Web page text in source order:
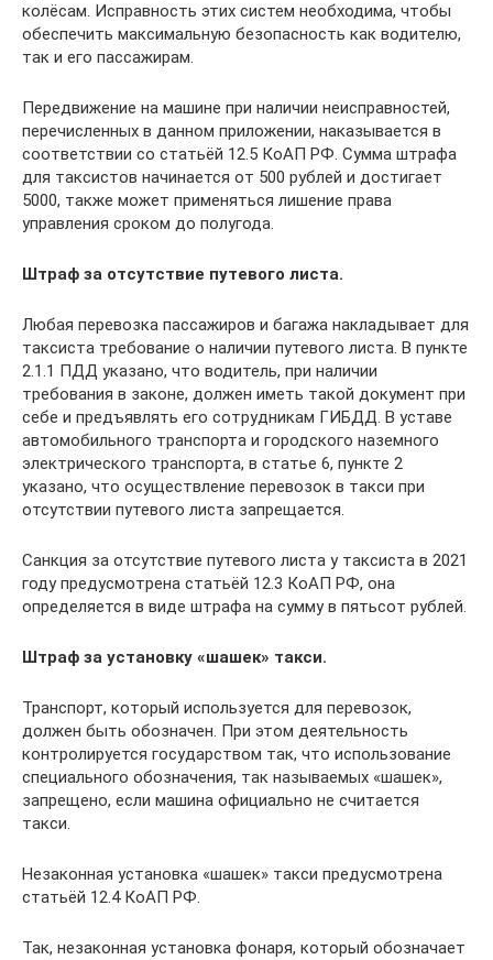
колёсам. Исправность этих систем необходима, чтобы
обеспечить максимальную безопасность как водителю,
так и его пассажирам.
Передвижение на машине при наличии неисправностей,
перечисленных в данном приложении, наказывается в
соответствии со статьёй 12.5 КоАП РФ. Сумма штрафа
для таксистов начинается от 500 рублей и достигает
5000, также может применяться лишение права
управления сроком до полугода.
Штраф за отсутствие путевого листа.
Любая перевозка пассажиров и багажа накладывает для
таксиста требование о наличии путевого листа. В пункте
2.1.1 ПДД указано, что водитель, при наличии
требования в законе, должен иметь такой документ при
себе и предъявлять его сотрудникам ГИБДД. В уставе
автомобильного транспорта и городского наземного
электрического транспорта, в статье 6, пункте 2
указано, что осуществление перевозок в такси при
отсутствии путевого листа запрещается.
Санкция за отсутствие путевого листа у таксиста в 2021
году предусмотрена статьёй 12.3 КоАП РФ, она
определяется в виде штрафа на сумму в пятьсот рублей.
Штраф за установку «шашек» такси.
Транспорт, который используется для перевозок,
должен быть обозначен. При этом деятельность
контролируется государством так, что использование
специального обозначения, так называемых «шашек»,
запрещено, если машина официально не считается
такси.
Незаконная установка «шашек» такси предусмотрена
статьёй 12.4 КоАП РФ.
Так, незаконная установка фонаря, который обозначает